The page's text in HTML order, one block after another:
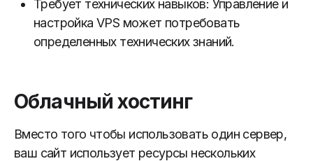
Требует технических навыков: Управление и
настройка VPS может потребовать
определенных технических знаний.
Облачный хостинг
Вместо того чтобы использовать один сервер,
ваш сайт использует ресурсы нескольких